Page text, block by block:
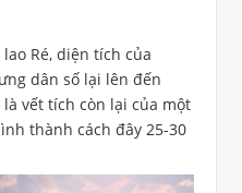
Ré, diện tích của
dân số lại lên đến
vết tích còn lại của một
thành cách đây 25-30